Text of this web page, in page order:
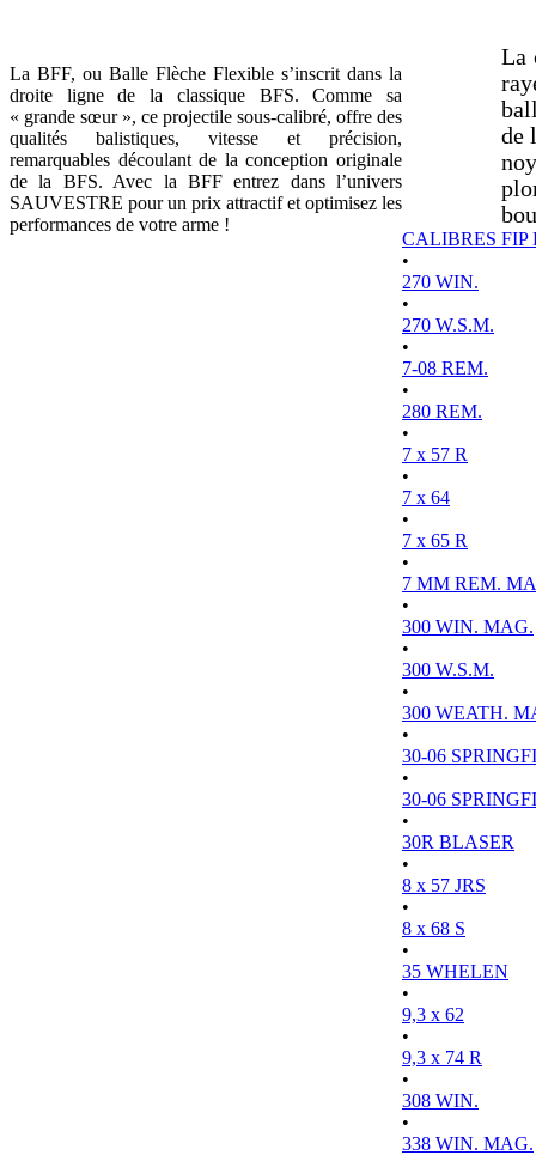
La BFF, ou Balle Flèche Flexible s’inscrit dans la
droite ligne de la classique BFS. Comme sa
« grande sœur », ce projectile sous-calibré, offre des
qualités balistiques, vitesse et précision,
remarquables découlant de la conception originale
de la BFS. Avec la BFF entrez dans l’univers
SAUVESTRE pour un prix attractif et optimisez les
performances de votre arme !
La
de
CALIBRES FIP
•
270 WIN.
•
270 W.S.M.
•
7-08 REM.
•
280 REM.
•
7 x 57 R
•
7 x 64
•
7 x 65 R
•
7 MM REM.
•
300 WIN. MAG.
•
300 W.S.M.
•
300 WEATH.
•
30-06
•
30-06
•
30R BLASER
•
8 x 57 JRS
•
8 x 68 S
•
35 WHELEN
•
9,3 x 62
•
9,3 x 74 R
•
308 WIN.
•
338 WIN. MAG.